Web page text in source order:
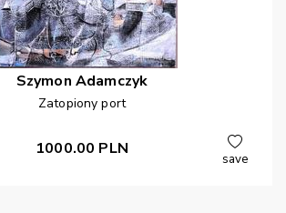
Szymon Adamczyk
Zatopiony port
1000.00 PLN
save